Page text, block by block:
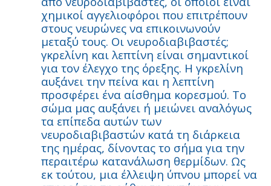
χημικοί αγγελιοφόροι που επιτρέπουν
στους νευρώνες να επικοινωνούν
μεταξύ τους. Οι νευροδιαβιβαστές;
γκρελίνη και λεπτίνη είναι σημαντικοί
για τον έλεγχο της όρεξης. Η γκρελίνη
αυξάνει την πείνα και η λεπτίνη
προσφέρει ένα αίσθημα κορεσμού. Το
σώμα μας αυξάνει ή μειώνει αναλόγως
τα επίπεδα αυτών των
νευροδιαβιβαστών κατά τη διάρκεια
της ημέρας, δίνοντας το σήμα για την
περαιτέρω κατανάλωση θερμίδων. Ως
εκ τούτου, μια έλλειψη ύπνου μπορεί να